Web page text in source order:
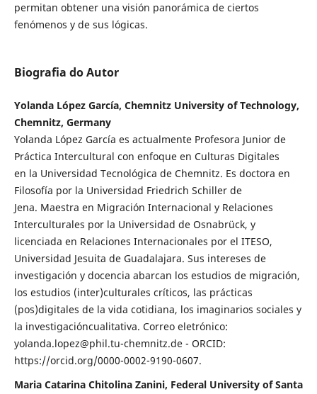
permitan obtener una visión panorámica de ciertos
fenómenos y de sus lógicas.
Biografia do Autor
Yolanda López García, Chemnitz University of Technology,
Chemnitz, Germany
Yolanda López García es actualmente Profesora Junior de
Práctica Intercultural con enfoque en Culturas Digitales
en la Universidad Tecnológica de Chemnitz. Es doctora en
Filosofía por la Universidad Friedrich Schiller de
Jena. Maestra en Migración Internacional y Relaciones
Interculturales por la Universidad de Osnabrück, y
licenciada en Relaciones Internacionales por el ITESO,
Universidad Jesuita de Guadalajara. Sus intereses de
investigación y docencia abarcan los estudios de migración,
los estudios (inter)culturales críticos, las prácticas
(pos)digitales de la vida cotidiana, los imaginarios sociales y
la investigacióncualitativa. Correo eletrónico:
yolanda.lopez@phil.tu-chemnitz.de - ORCID:
https://orcid.org/0000-0002-9190-0607.
Maria Catarina Chitolina Zanini, Federal University of Santa